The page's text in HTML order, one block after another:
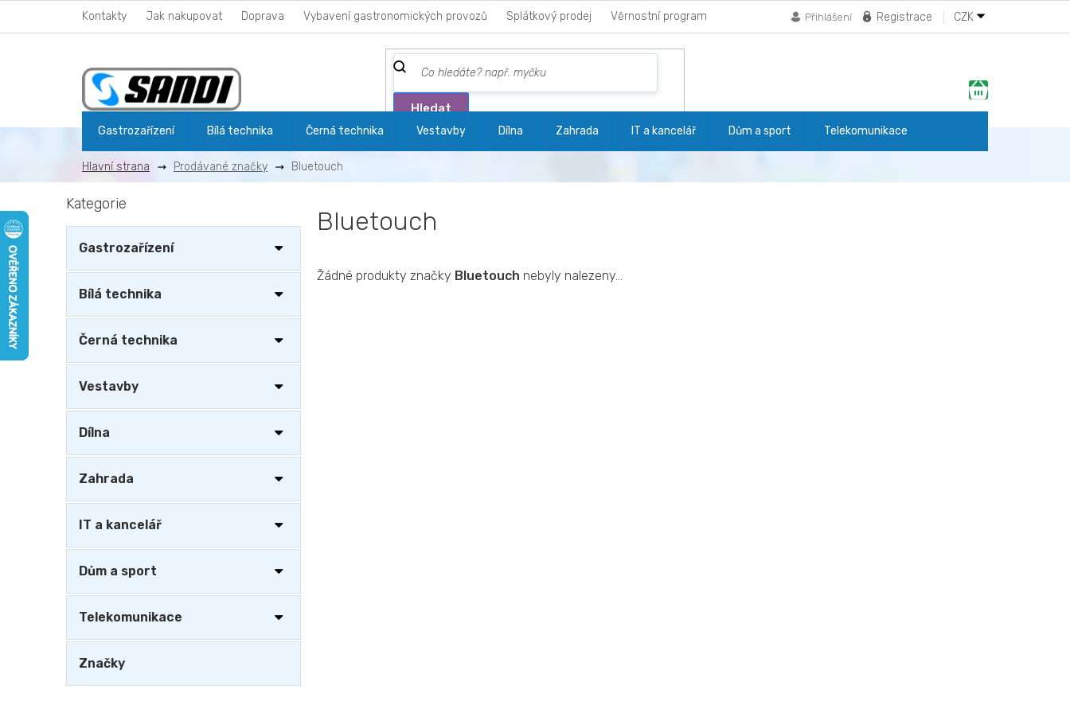
obsah
Kontakty Jak nakupovat Doprava Vybavení gastronomických provozů Splátkový prodej Věrnostní program CZK
Registrace
Přihlášení
Hledat
Nákupní
košík
Gastrozařízení Bílá technika Černá technika Vestavby Dílna Zahrada IT a kancelář Dům a sport Telekomunikace
Prodávané značky Bluetouch
o
s
a
n
a
Přeskočit
Kategorie
Gastrozařízení
Bílá technika
Černá technika
Vestavby
Dílna
Zahrada
IT a kancelář
Dům a sport
Telekomunikace
Značky
Bluetouch
Žádné produkty značky Bluetouch nebyly nalezeny...